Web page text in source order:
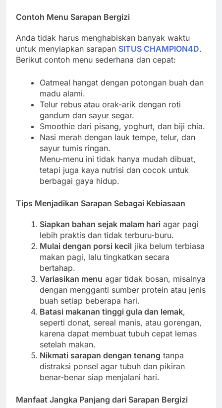
Contoh Menu Sarapan Bergizi
Anda tidak harus menghabiskan banyak waktu
untuk menyiapkan sarapan SITUS CHAMPION4D.
Berikut contoh menu sederhana dan cepat:
Oatmeal hangat dengan potongan buah dan
madu alami.
Telur rebus atau orak-arik dengan roti
gandum dan sayur segar.
Smoothie dari pisang, yoghurt, dan biji chia.
Nasi merah dengan lauk tempe, telur, dan
sayur tumis ringan.
Menu-menu ini tidak hanya mudah dibuat,
tetapi juga kaya nutrisi dan cocok untuk
berbagai gaya hidup.
Tips Menjadikan Sarapan Sebagai Kebiasaan
Siapkan bahan sejak malam hari agar pagi
lebih praktis dan tidak terburu-buru.
Mulai dengan porsi kecil jika belum terbiasa
makan pagi, lalu tingkatkan secara
bertahap.
Variasikan menu agar tidak bosan, misalnya
dengan mengganti sumber protein atau jenis
buah setiap beberapa hari.
Batasi makanan tinggi gula dan lemak,
seperti donat, sereal manis, atau gorengan,
karena dapat membuat tubuh cepat lemas
setelah makan.
Nikmati sarapan dengan tenang tanpa
distraksi ponsel agar tubuh dan pikiran
benar-benar siap menjalani hari.
Manfaat Jangka Panjang dari Sarapan Bergizi